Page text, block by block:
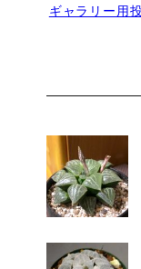
ギャラリー用